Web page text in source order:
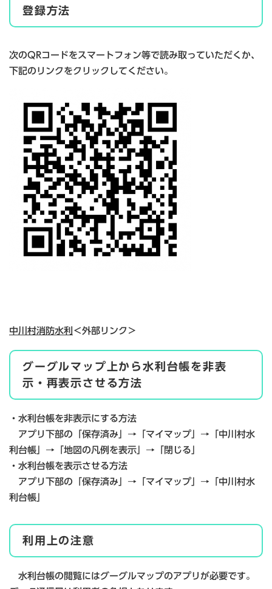
登録方法
次のQRコードをスマートフォン等で読み取っていただくか、
下記のリンクをクリックしてください。
中川村消防水利 ＜外部リンク＞
グーグルマップ上から水利台帳を非表
示・再表示させる方法
・水利台帳を非表示にする方法
アプリ下部の「保存済み」→「マイマップ」→「中川村水
利台帳」→「地図の凡例を表示」→「閉じる」
・水利台帳を表示させる方法
アプリ下部の「保存済み」→「マイマップ」→「中川村水
利台帳」
利用上の注意
水利台帳の閲覧にはグーグルマップのアプリが必要です。